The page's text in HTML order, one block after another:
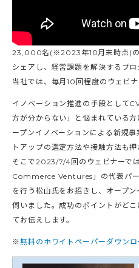
23,000名(※2023年10月末時点)の
シェアし、経営課題を解決するプ
当社では、毎月10回程度のウェビナ
イノベーション推進の手段として
方が分からない」と悩まれている
ープンイノベーションによる新規
トアップの選定方法や接触方法も押
そこで2023/7/4回のウェビナーで
Commerce Ventures」の代表パ
を行う松山氏をお招きし、オープ
伺いました。成功のポイントがど
てお伝えします。
※無料のホワイトペーパーダウンロ